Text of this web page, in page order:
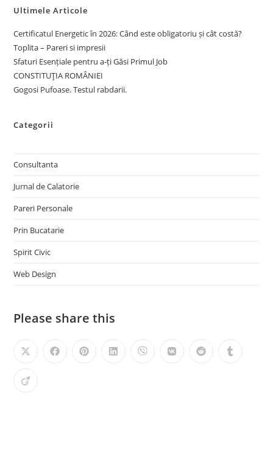
Ultimele Articole
Certificatul Energetic în 2026: Când este obligatoriu și cât costă?
Toplita – Pareri si impresii
Sfaturi Esențiale pentru a-ți Găsi Primul Job
CONSTITUŢIA ROMÂNIEI
Gogosi Pufoase. Testul rabdarii.
Categorii
Consultanta
Jurnal de Calatorie
Pareri Personale
Prin Bucatarie
Spirit Civic
Web Design
Please share this